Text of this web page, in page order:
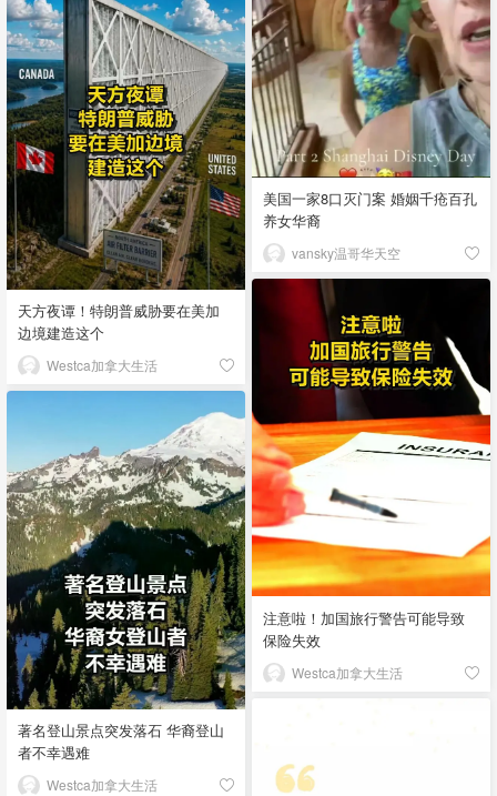
美国一家8口灭门案 婚姻千疮百孔
养女华裔
vansky温哥华天空
天方夜谭！特朗普威胁要在美加
边境建造这个
Westca加拿大生活
注意啦！加国旅行警告可能导致
保险失效
Westca加拿大生活
著名登山景点突发落石 华裔登山
者不幸遇难
Westca加拿大生活